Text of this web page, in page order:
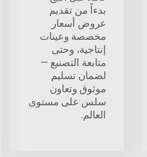
بدءاً من تقديم
عروض أسعار
مخصصة وعينات
إنتاجية، وحتى
متابعة التصنيع —
لضمان تسليم
موثوق وتعاون
سلس على مستوى
العالم.